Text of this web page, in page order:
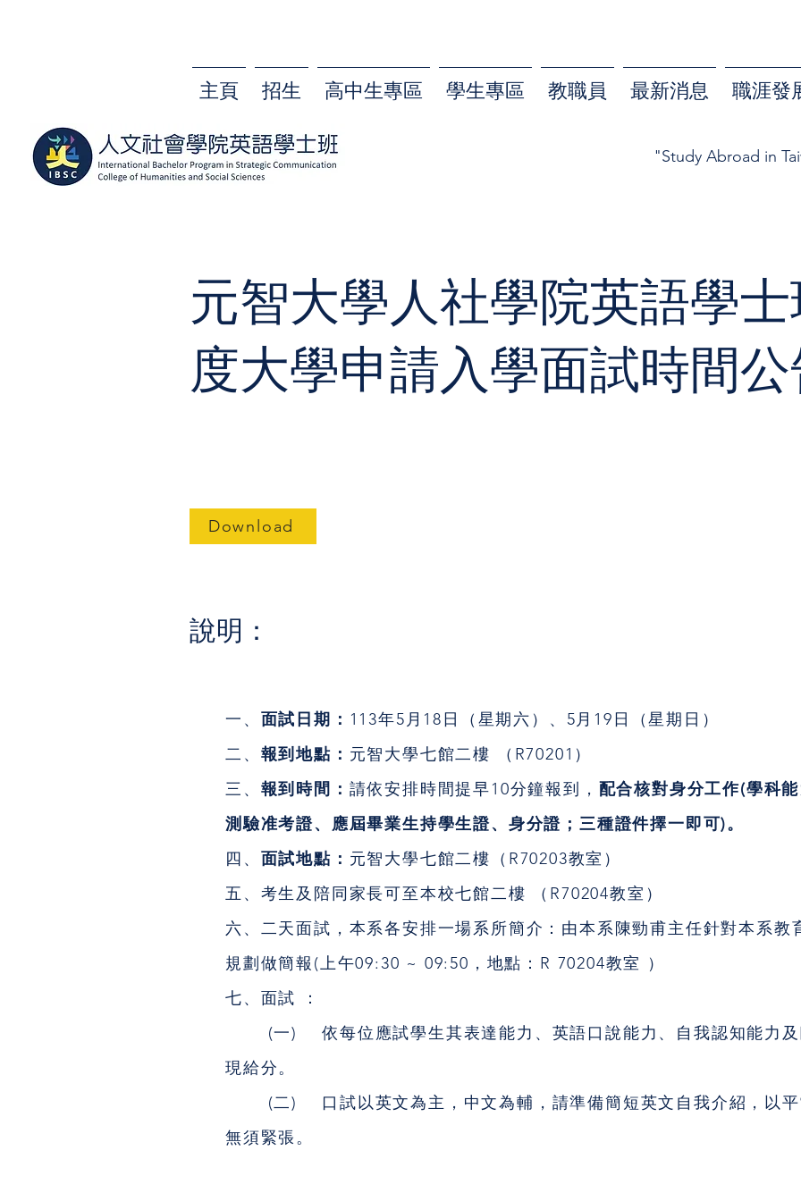
主頁 招生 高中生專區 學生專區 教職員 最新消息 職涯發
"Study Abroad in
元智大學人社學院英語學
度大學申請入學面試時間公
Download
說明：
一、 面試日期： 113年5月18日（星期六）、5月19日（星期日）
二、 報到地點： 元智大學七館二樓 （R70201）
三、 報到時間： 請依安排時間提早10分鐘報到， 配合核對身分工作(學科能
測驗准考證、應屆畢業生持學生證、身分證；三種證件擇一即可)。
四、 面試地點： 元智大學七館二樓（R70203教室）
五、考生及陪同家長可至本校七館二樓 （R70204教室）
六、二天面試，本系各安排一場系所簡介：由本系陳勁甫主任針對本系教
規劃做簡報(上午09:30 ~ 09:50，地點：R 70204教室 ）
七、面試 ：
(一) 依每位應試學生其表達能力、英語口說能力、自我認知能力及
現給分。
(二) 口試以英文為主，中文為輔，請準備簡短英文自我介紹，以平
無須緊張。